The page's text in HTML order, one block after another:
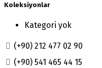
Koleksiyonlar
Kategori yok
(+90) 212 477 02 90
(+90) 541 465 44 15